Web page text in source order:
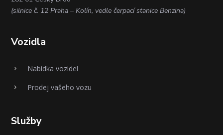
(silnice č. 12 Praha – Kolín, vedle čerpací stanice Benzina)
Vozidla
5 Nabídka vozidel
5 Prodej vašeho vozu
Služby